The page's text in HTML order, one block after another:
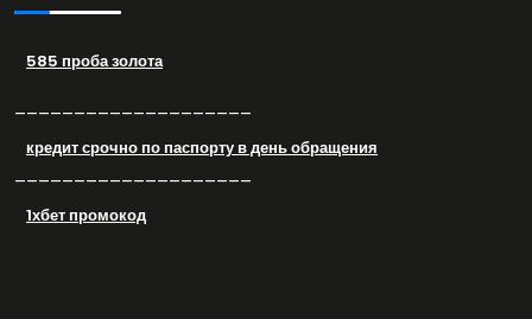
585 проба золота
––––––––––––––––––––
кредит срочно по паспорту в день обращения
––––––––––––––––––––
1хбет промокод